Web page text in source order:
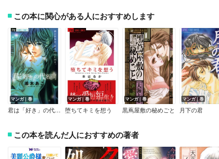
この本に関心がある人におすすめします
マンガ｜巻
君は「好き」の代名詞
マンガ｜巻
堕ちてキミを想う
マンガ｜巻
黒蔦屋敷の秘めごと
マンガ｜巻
月下の君
この本を読んだ人におすすめの著者